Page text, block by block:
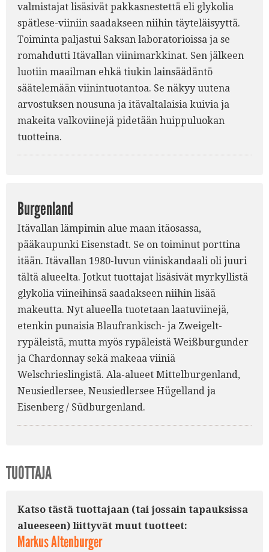
valmistajat lisäsivät pakkasnestettä eli glykolia
spätlese-viiniin saadakseen niihin täyteläisyyttä.
Toiminta paljastui Saksan laboratorioissa ja se
romahdutti Itävallan viinimarkkinat. Sen jälkeen
luotiin maailman ehkä tiukin lainsäädäntö
säätelemään viinintuotantoa. Se näkyy uutena
arvostuksen nousuna ja itävaltalaisia kuivia ja
makeita valkoviinejä pidetään huippuluokan
tuotteina.
Burgenland
Itävallan lämpimin alue maan itäosassa,
pääkaupunki Eisenstadt. Se on toiminut porttina
itään. Itävallan 1980-luvun viiniskandaali oli juuri
tältä alueelta. Jotkut tuottajat lisäsivät myrkyllistä
glykolia viineihinsä saadakseen niihin lisää
makeutta. Nyt alueella tuotetaan laatuviinejä,
etenkin punaisia Blaufrankisch- ja Zweigelt-
rypäleistä, mutta myös rypäleistä Weißburgunder
ja Chardonnay sekä makeaa viiniä
Welschrieslingistä. Ala-alueet Mittelburgenland,
Neusiedlersee, Neusiedlersee Hügelland ja
Eisenberg / Südburgenland.
TUOTTAJA
Katso tästä tuottajaan (tai jossain tapauksissa
alueeseen) liittyvät muut tuotteet:
Markus Altenburger